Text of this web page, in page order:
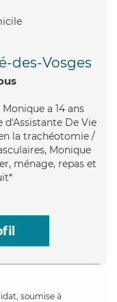
des-Vosges
a 14 ans
d'Assistante De Vie
la trachéotomie /
Monique
ménage, repas et
soumise à